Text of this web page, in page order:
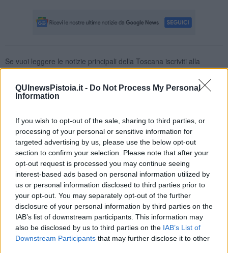
QUInewsPistoia.it - Do Not Process My Personal
Information
If you wish to opt-out of the sale, sharing to third parties, or
processing of your personal or sensitive information for
targeted advertising by us, please use the below opt-out
section to confirm your selection. Please note that after your
opt-out request is processed you may continue seeing
interest-based ads based on personal information utilized by
us or personal information disclosed to third parties prior to
your opt-out. You may separately opt-out of the further
disclosure of your personal information by third parties on the
IAB’s list of downstream participants. This information may
also be disclosed by us to third parties on the IAB’s List of
Downstream Participants that may further disclose it to other
Se vuoi leggere le notizie principali della Toscana iscriviti alla
Newsletter QUInews - ToscanaMedia.Arriva gratis tutti i giorni
Basta cliccareQUI
Articoli dal Blog “Legalità e non solo” di Salvatore Calleri
Il “dopo” Matteo Messina Denaro
Vademecum antimafia per gli elettori
Toscana chiama Palermo
Serve un esercito europeo
I superbonus rischiano di favorire la mafia
Occorre potenziare il controllo del territorio
​Nuovi scenari narcos a Firenze?
Alla 'ndrangheta piace la Toscana
Siamo in una situazione di Red Alert
La "Dichiarazione di Vallombrosa"